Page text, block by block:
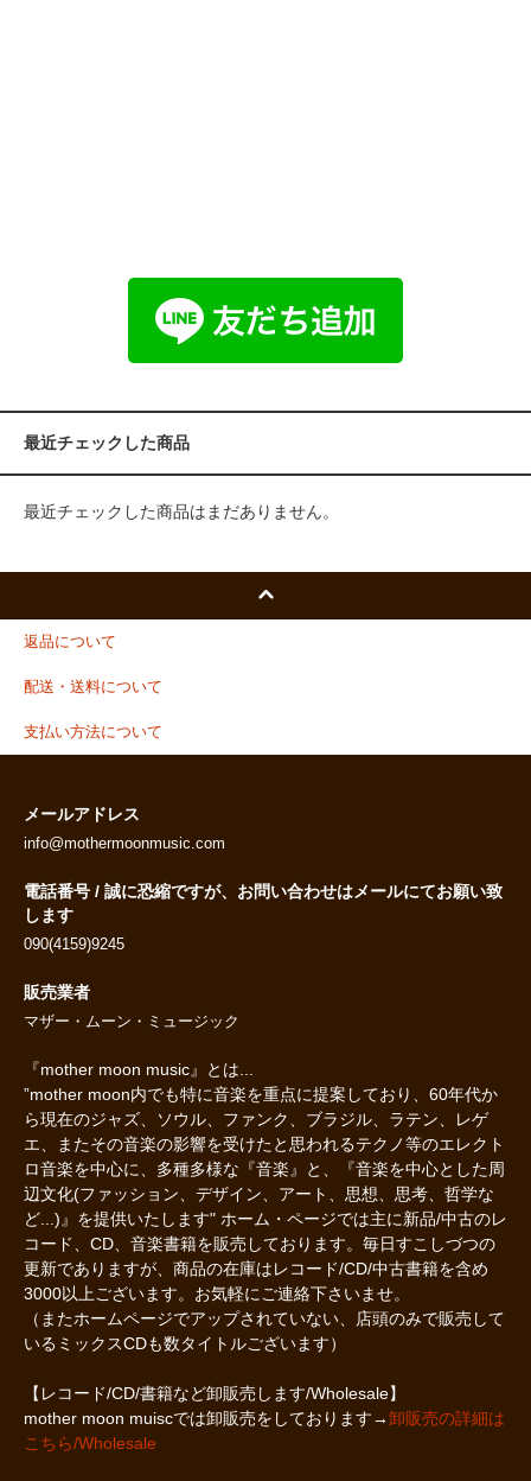
最近チェックした商品
最近チェックした商品はまだありません。
返品について
配送・送料について
支払い方法について
メールアドレス
info@mothermoonmusic.com
電話番号 / 誠に恐縮ですが、お問い合わせはメールにてお願い致
します
090(4159)9245
販売業者
マザー・ムーン・ミュージック
『mother moon music』とは...
”mother moon内でも特に音楽を重点に提案しており、60年代か
ら現在のジャズ、ソウル、ファンク、ブラジル、ラテン、レゲ
エ、またその音楽の影響を受けたと思われるテクノ等のエレクト
ロ音楽を中心に、多種多様な『音楽』と、『音楽を中心とした周
辺文化(ファッション、デザイン、アート、思想、思考、哲学な
ど...)』を提供いたします" ホーム・ページでは主に新品/中古のレ
コード、CD、音楽書籍を販売しております。毎日すこしづつの
更新でありますが、商品の在庫はレコード/CD/中古書籍を含め
3000以上ございます。お気軽にご連絡下さいませ。
（またホームページでアップされていない、店頭のみで販売して
いるミックスCDも数タイトルございます）
【レコード/CD/書籍など卸販売します/Wholesale】
mother moon muiscでは卸販売をしております→卸販売の詳細は
こちら/Wholesale